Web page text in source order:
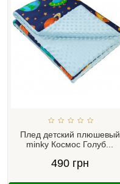
Плед детский плюшевый
minky Космос Голуб...
490 грн